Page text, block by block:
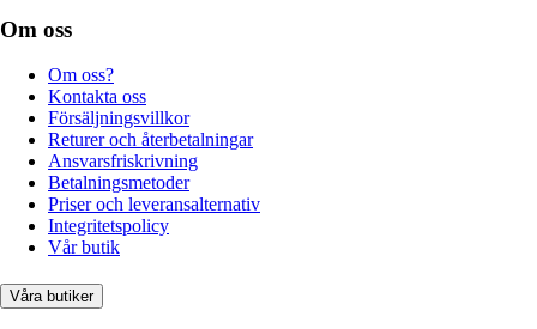
Om oss
Om oss?
Kontakta oss
Försäljningsvillkor
Returer och återbetalningar
Ansvarsfriskrivning
Betalningsmetoder
Priser och leveransalternativ
Integritetspolicy
Vår butik
Våra butiker